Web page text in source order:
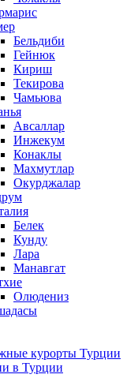
Бельдиби
Гейнюк
Кириш
Текирова
Чамьюва
Авсаллар
Инжекум
Конаклы
Махмутлар
Окурджалар
Белек
Кунду
Лара
Манавгат
Олюдениз
курорты Турции
в Турции